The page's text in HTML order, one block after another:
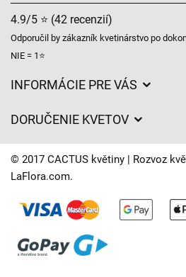
4.9/5 ⭐ (42 recenzií)
Odporučil by zákazník kvetinárstvo po
NIE = 1⭐
INFORMÁCIE PRE VÁS
Časy doručenia kvetov – prehľad
DORUČENIE KVETOV
Poplatky za doručenie
Kam doručujeme kvety
Kontaktujte nás
© 2017 CACTUS květiny | Rozvoz
LaFlora.com.